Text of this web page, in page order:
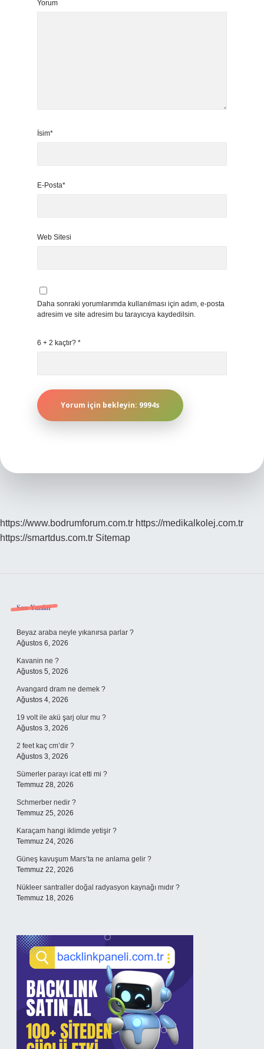
Yorum
İsim*
E-Posta*
Web Sitesi
Daha sonraki yorumlarımda kullanılması için adım, e-posta
adresim ve site adresim bu tarayıcıya kaydedilsin.
6 + 2 kaçtır? *
https://www.bodrumforum.com.tr https://medikalkolej.com.tr
https://smartdus.com.tr Sitemap
Sidebar
Son Yazılar
Beyaz araba neyle yıkanırsa parlar ?
Ağustos 6, 2026
Kavanin ne ?
Ağustos 5, 2026
Avangard dram ne demek ?
Ağustos 4, 2026
19 volt ile akü şarj olur mu ?
Ağustos 3, 2026
2 feet kaç cm’dir ?
Ağustos 3, 2026
Sümerler parayı icat etti mi ?
Temmuz 28, 2026
Schmerber nedir ?
Temmuz 25, 2026
Karaçam hangi iklimde yetişir ?
Temmuz 24, 2026
Güneş kavuşum Mars’ta ne anlama gelir ?
Temmuz 22, 2026
Nükleer santraller doğal radyasyon kaynağı mıdır ?
Temmuz 18, 2026